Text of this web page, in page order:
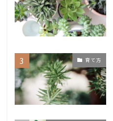
育て方